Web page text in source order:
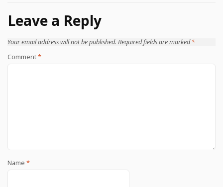
Leave a Reply
Your email address will not be published. Required fields are marked*
Comment*
Name *